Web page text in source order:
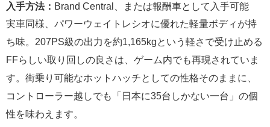
入手方法： Brand Central、または報酬車として入手可能
実車同様、パワーウェイトレシオに優れた軽量ボディが持
ち味。207PS級の出力を約1,165kgという軽さで受け止める
FFらしい取り回しの良さは、ゲーム内でも再現されていま
す。街乗り可能なホットハッチとしての性格そのままに、
コントローラー越しでも「日本に35台しかない一台」の個
性を味わえます。